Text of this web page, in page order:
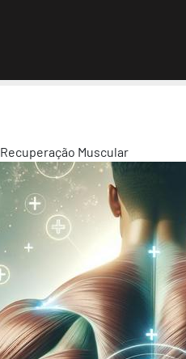
Recuperação Muscular